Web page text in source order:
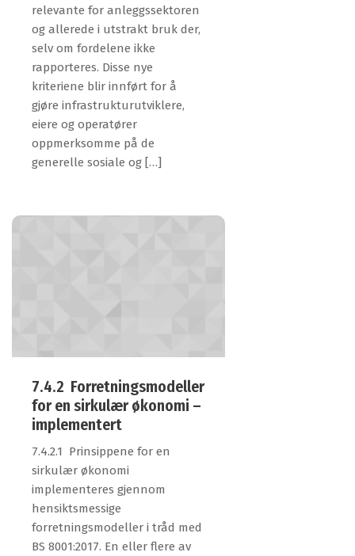
relevante for anleggssektoren
og allerede i utstrakt bruk der,
selv om fordelene ikke
rapporteres. Disse nye
kriteriene blir innført for å
gjøre infrastrukturutviklere,
eiere og operatører
oppmerksomme på de
generelle sosiale og […]
7.4.2 Forretningsmodeller
for en sirkulær økonomi –
implementert
7.4.2.1 Prinsippene for en
sirkulær økonomi
implementeres gjennom
hensiktsmessige
forretningsmodeller i tråd med
BS 8001:2017. En eller flere av